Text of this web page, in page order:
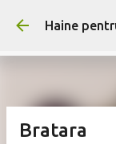
Haine
Bratara